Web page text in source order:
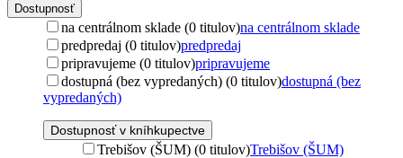
Dostupnosť
na centrálnom sklade (0 titulov)na centrálnom sklade
predpredaj (0 titulov)predpredaj
pripravujeme (0 titulov)pripravujeme
dostupná (bez vypredaných) (0 titulov)dostupná (bez
vypredaných)
Dostupnosť v kníhkupectve
Trebišov (ŠUM) (0 titulov)Trebišov (ŠUM)